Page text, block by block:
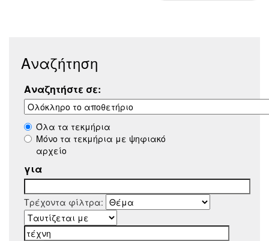
Αναζήτηση
Αναζητήστε σε:
Όλα τα τεκμήρια
Μόνο τα τεκμήρια με ψηφιακό
αρχείο
για
Τρέχοντα φίλτρα: